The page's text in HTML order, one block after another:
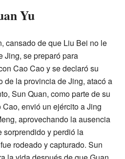
Yu
cansado de que Liu Bei no le
Jing, se preparó para
Cao Cao y se declaró su
de la provincia de Jing, atacó a
Sun Quan, como parte de su
envió un ejército a Jing
aprovechando la ausencia
sorprendido y perdió la
rodeado y capturado. Sun